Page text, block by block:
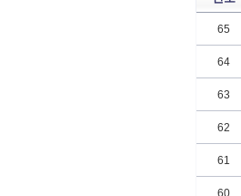
65
64
63
62
61
60